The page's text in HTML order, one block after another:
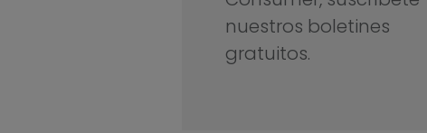
nuestros boletines
gratuitos.